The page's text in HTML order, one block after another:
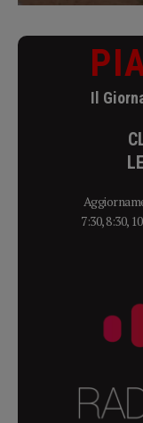
Il
7:30, 8:30,